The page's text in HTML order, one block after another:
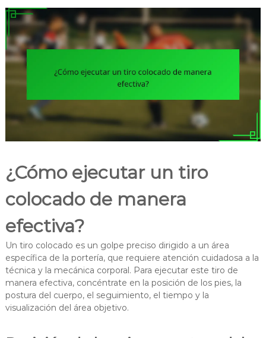
¿Cómo ejecutar un tiro
colocado de manera
efectiva?
Un tiro colocado es un golpe preciso dirigido a un área
específica de la portería, que requiere atención cuidadosa a la
técnica y la mecánica corporal. Para ejecutar este tiro de
manera efectiva, concéntrate en la posición de los pies, la
postura del cuerpo, el seguimiento, el tiempo y la
visualización del área objetivo.